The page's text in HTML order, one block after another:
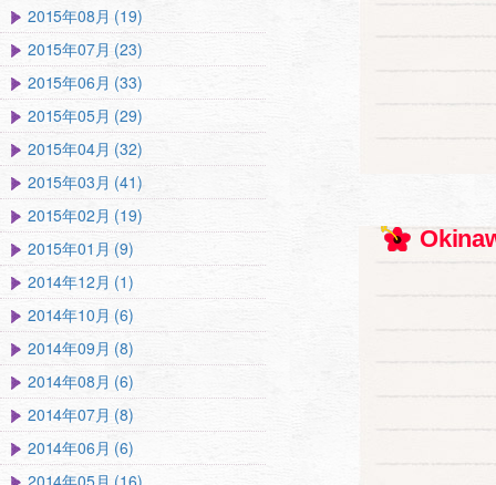
2015年08月 (19)
2015年07月 (23)
2015年06月 (33)
2015年05月 (29)
2015年04月 (32)
2015年03月 (41)
2015年02月 (19)
2015年01月 (9)
2014年12月 (1)
2014年10月 (6)
2014年09月 (8)
2014年08月 (6)
2014年07月 (8)
2014年06月 (6)
2014年05月 (16)